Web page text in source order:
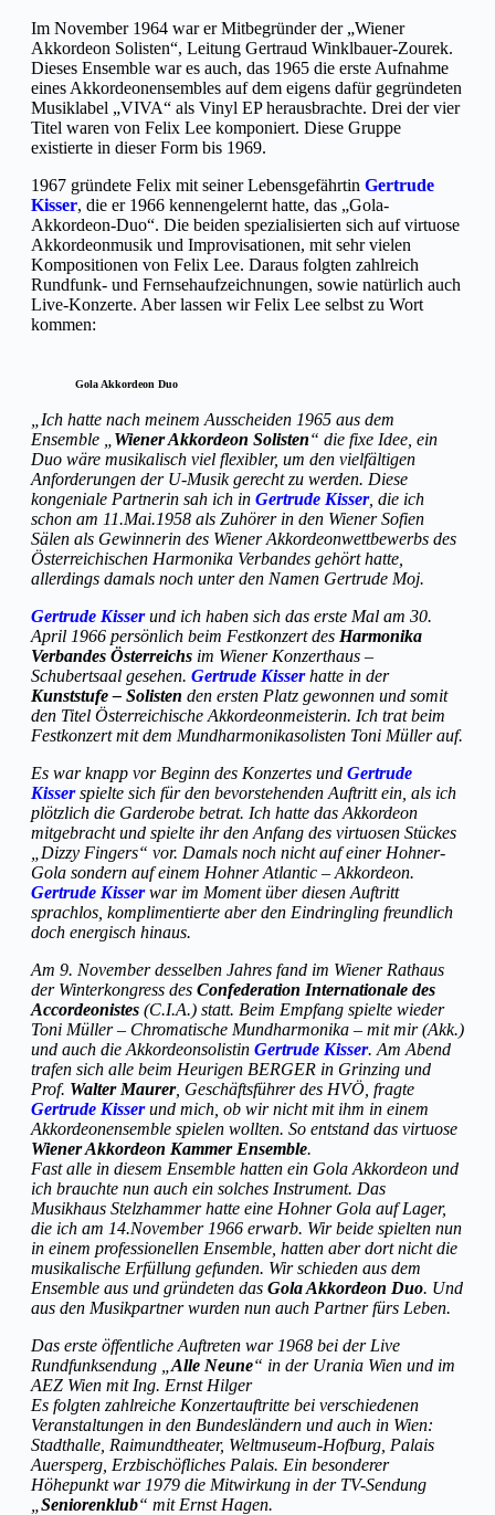
Im November 1964 war er Mitbegründer der „Wiener
Akkordeon Solisten“, Leitung Gertraud Winklbauer-Zourek.
Dieses Ensemble war es auch, das 1965 die erste Aufnahme
eines Akkordeonensembles auf dem eigens dafür gegründeten
Musiklabel „VIVA“ als Vinyl EP herausbrachte. Drei der vier
Titel waren von Felix Lee komponiert. Diese Gruppe
existierte in dieser Form bis 1969.
1967 gründete Felix mit seiner Lebensgefährtin Gertrude
Kisser, die er 1966 kennengelernt hatte, das „Gola-
Akkordeon-Duo“. Die beiden spezialisierten sich auf virtuose
Akkordeonmusik und Improvisationen, mit sehr vielen
Kompositionen von Felix Lee. Daraus folgten zahlreich
Rundfunk- und Fernsehaufzeichnungen, sowie natürlich auch
Live-Konzerte. Aber lassen wir Felix Lee selbst zu Wort
kommen:
Gola Akkordeon Duo
„Ich hatte nach meinem Ausscheiden 1965 aus dem
Ensemble „ Wiener Akkordeon Solisten“ die fixe Idee, ein
Duo wäre musikalisch viel flexibler, um den vielfältigen
Anforderungen der U-Musik gerecht zu werden. Diese
kongeniale Partnerin sah ich in Gertrude Kisser, die ich
schon am 11.Mai.1958 als Zuhörer in den Wiener Sofien
Sälen als Gewinnerin des Wiener Akkordeonwettbewerbs des
Österreichischen Harmonika Verbandes gehört hatte,
allerdings damals noch unter den Namen Gertrude Moj.
Gertrude Kisserund ich haben sich das erste Mal am 30.
April 1966 persönlich beim Festkonzert des Harmonika
Verbandes Österreichs im Wiener Konzerthaus –
Schubertsaal gesehen. Gertrude Kisserhatte in der
Kunststufe – Solisten den ersten Platz gewonnen und somit
den Titel Österreichische Akkordeonmeisterin. Ich trat beim
Festkonzert mit dem Mundharmonikasolisten Toni Müller auf.
Es war knapp vor Beginn des Konzertes und Gertrude
Kisser spielte sich für den bevorstehenden Auftritt ein, als ich
plötzlich die Garderobe betrat. Ich hatte das Akkordeon
mitgebracht und spielte ihr den Anfang des virtuosen Stückes
„Dizzy Fingers“ vor. Damals noch nicht auf einer Hohner-
Gola sondern auf einem Hohner Atlantic – Akkordeon.
Gertrude Kisserwar im Moment über diesen Auftritt
sprachlos, komplimentierte aber den Eindringling freundlich
doch energisch hinaus.
Am 9. November desselben Jahres fand im Wiener Rathaus
der Winterkongress des Confederation Internationale des
Accordeonistes (C.I.A.) statt. Beim Empfang spielte wieder
Toni Müller – Chromatische Mundharmonika – mit mir (Akk.)
und auch die Akkordeonsolistin Gertrude Kisser. Am Abend
trafen sich alle beim Heurigen BERGER in Grinzing und
Prof. Walter Maurer, Geschäftsführer des HVÖ, fragte
Gertrude Kisserund mich, ob wir nicht mit ihm in einem
Akkordeonensemble spielen wollten. So entstand das virtuose
Wiener Akkordeon Kammer Ensemble.
Fast alle in diesem Ensemble hatten ein Gola Akkordeon und
ich brauchte nun auch ein solches Instrument. Das
Musikhaus Stelzhammer hatte eine Hohner Gola auf Lager,
die ich am 14.November 1966 erwarb. Wir beide spielten nun
in einem professionellen Ensemble, hatten aber dort nicht die
musikalische Erfüllung gefunden. Wir schieden aus dem
Ensemble aus und gründeten das Gola Akkordeon Duo. Und
aus den Musikpartner wurden nun auch Partner fürs Leben.
Das erste öffentliche Auftreten war 1968 bei der Live
Rundfunksendung „ Alle Neune“ in der Urania Wien und im
AEZ Wien mit Ing. Ernst Hilger
Es folgten zahlreiche Konzertauftritte bei verschiedenen
Veranstaltungen in den Bundesländern und auch in Wien:
Stadthalle, Raimundtheater, Weltmuseum-Hofburg, Palais
Auersperg, Erzbischöfliches Palais. Ein besonderer
Höhepunkt war 1979 die Mitwirkung in der TV-Sendung
Seniorenklub“ mit Ernst Hagen.